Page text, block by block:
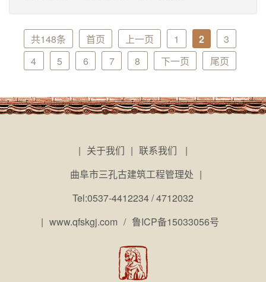
共148条 首页 上一页 1 2
3
4
5 6 7 8 下一页 尾页
| 关于我们 | 联系我们
|
曲阜市三孔古建筑工程管理处 |
Tel:0537-4412234 / 4712032
| www.qfskgj.com / 鲁ICP备15033056号